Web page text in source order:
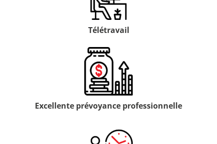
Télétravail
Excellente prévoyance professionnelle